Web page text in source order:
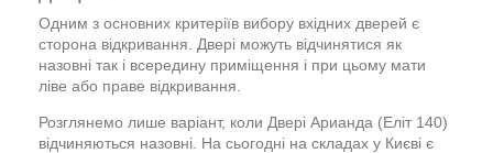
Одним з основних критеріїв вибору вхідних дверей є
сторона відкривання. Двері можуть відчинятися як
назовні так і всередину приміщення і при цьому мати
ліве або праве відкривання.
Розглянемо лише варіант, коли Двері Арианда (Еліт 140)
відчиняються назовні. На сьогодні на складах у Києві є